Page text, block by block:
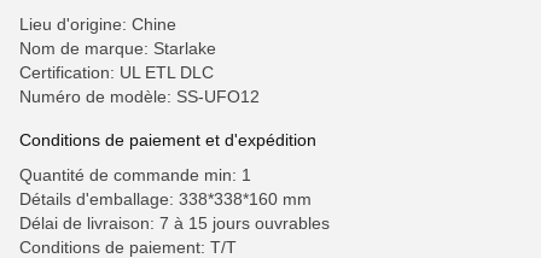
Lieu d'origine: Chine
Nom de marque: Starlake
Certification: UL ETL DLC
Numéro de modèle: SS-UFO12
Conditions de paiement et d'expédition
Quantité de commande min: 1
Détails d'emballage: 338*338*160 mm
Délai de livraison: 7 à 15 jours ouvrables
Conditions de paiement: T/T